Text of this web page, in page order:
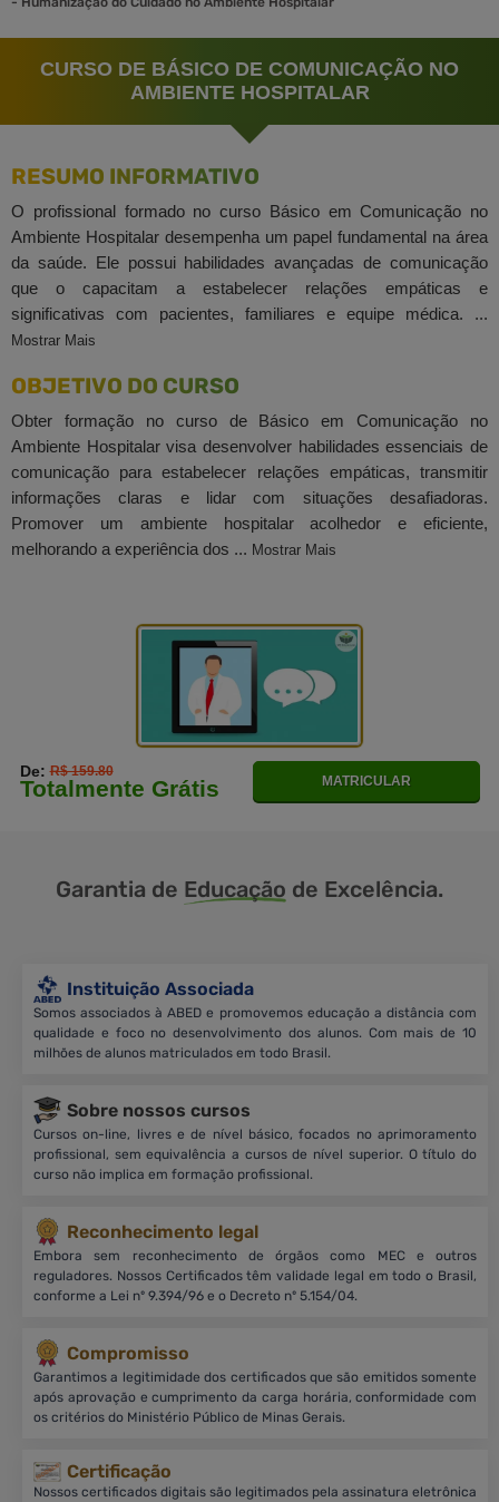
CURSO DE BÁSICO DE COMUNICAÇÃO NO
AMBIENTE HOSPITALAR
RESUMO INFORMATIVO
O profissional formado no curso Básico em Comunicação no
Ambiente Hospitalar desempenha um papel fundamental na área
da saúde. Ele possui habilidades avançadas de comunicação
que o capacitam a estabelecer relações empáticas e
significativas com pacientes, familiares e equipe médica. ...
Mostrar Mais
OBJETIVO DO CURSO
Obter formação no curso de Básico em Comunicação no
Ambiente Hospitalar visa desenvolver habilidades essenciais de
comunicação para estabelecer relações empáticas, transmitir
informações claras e lidar com situações desafiadoras.
Promover um ambiente hospitalar acolhedor e eficiente,
melhorando a experiência dos ... Mostrar Mais
De:R$ 159.80
Totalmente Grátis MATRICULAR
Garantia de Educação de Excelência.
Instituição Associada
Somos associados à ABED e promovemos educação a distância com
qualidade e foco no desenvolvimento dos alunos. Com mais de 10
milhões de alunos matriculados em todo Brasil.
Sobre nossos cursos
Cursos on-line, livres e de nível básico, focados no aprimoramento
profissional, sem equivalência a cursos de nível superior. O título do
curso não implica em formação profissional.
Reconhecimento legal
Embora sem reconhecimento de órgãos como MEC e outros
reguladores. Nossos Certificados têm validade legal em todo o Brasil,
conforme a Lei nº 9.394/96 e o Decreto nº 5.154/04.
Compromisso
Garantimos a legitimidade dos certificados que são emitidos somente
após aprovação e cumprimento da carga horária, conformidade com
os critérios do Ministério Público de Minas Gerais.
Certificação
Nossos certificados digitais são legitimados pela assinatura eletrônica